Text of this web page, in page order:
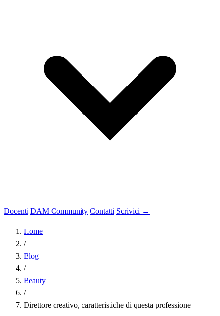
Docenti DAM Community Contatti Scrivici →
Home
/
Blog
/
Beauty
/
Direttore creativo, caratteristiche di questa professione